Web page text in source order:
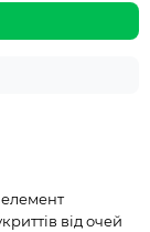
елемент
від очей